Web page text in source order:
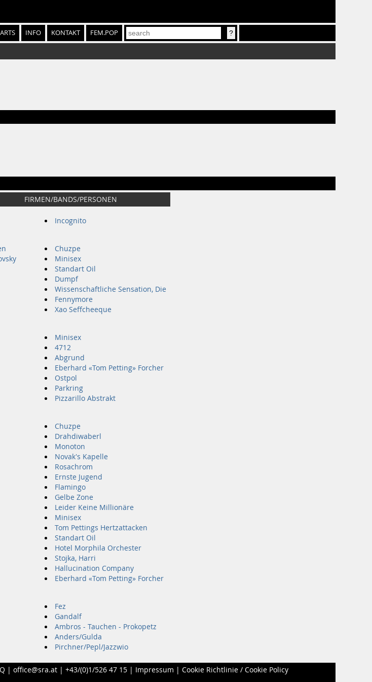
INFO KONTAKT FEM.POP
FIRMEN/BANDS/PERSONEN
Incognito
Chuzpe
Minisex
Standart Oil
Dumpf
Wissenschaftliche Sensation, Die
Fennymore
Xao Seffcheeque
Minisex
4712
Abgrund
Eberhard «Tom Petting» Forcher
Ostpol
Parkring
Pizzarillo Abstrakt
Chuzpe
Drahdiwaberl
Monoton
Novak's Kapelle
Rosachrom
Ernste Jugend
Flamingo
Gelbe Zone
Leider Keine Millionäre
Minisex
Tom Pettings Hertzattacken
Standart Oil
Hotel Morphila Orchester
Stojka, Harri
Hallucination Company
Eberhard «Tom Petting» Forcher
Fez
Gandalf
Ambros - Tauchen - Prokopetz
Anders/Gulda
Pirchner/Pepl/Jazzwio
| office@sra.at | +43/(0)1/526 47 15 | Impressum | Cookie Richtlinie / Cookie Policy